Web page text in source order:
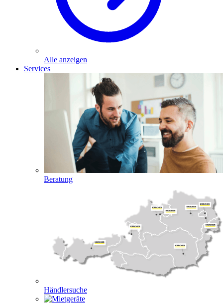
Alle anzeigen
Services
Beratung
Händlersuche